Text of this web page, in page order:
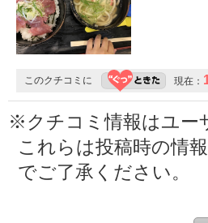
このクチコミに 現在：
※クチコミ情報はユー
これらは投稿時の情
でご了承ください。